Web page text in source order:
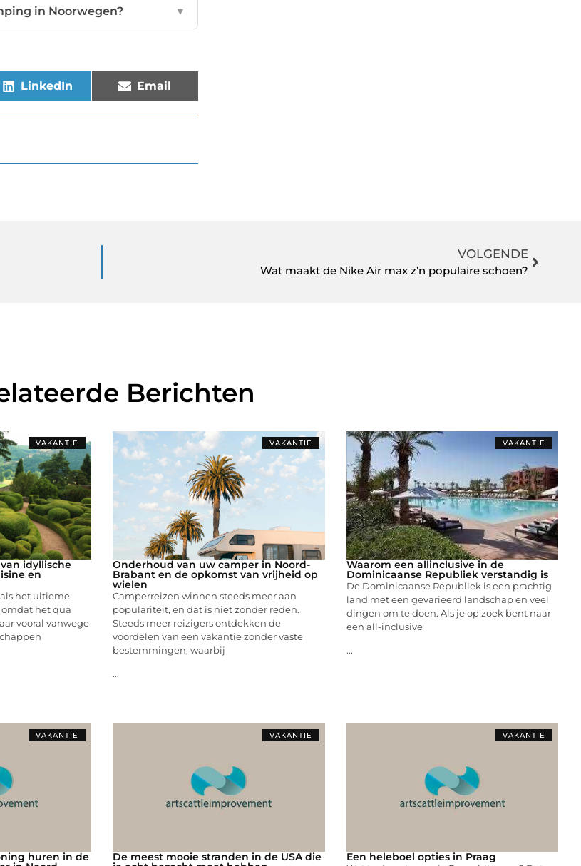
in Noorwegen? ▼
LinkedIn Email
VOLGENDE
Wat maakt de Nike Air max z’n populaire schoen?
Berichten
VAKANTIE
idyllische
en
het ultieme
het qua
vooral vanwege
VAKANTIE
Onderhoud van uw camper in Noord-
Brabant en de opkomst van vrijheid op
wielen
Camperreizen winnen steeds meer aan
populariteit, en dat is niet zonder reden.
Steeds meer reizigers ontdekken de
voordelen van een vakantie zonder vaste
bestemmingen, waarbij
...
VAKANTIE
Waarom een allinclusive in de
Dominicaanse Republiek verstandig is
De Dominicaanse Republiek is een prachtig
land met een gevarieerd landschap en veel
dingen om te doen. Als je op zoek bent naar
een all-inclusive
...
VAKANTIE
huren in de
VAKANTIE
De meest mooie stranden in de USA die
VAKANTIE
Een heleboel opties in Praag